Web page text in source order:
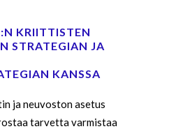
KRIITTISTEN
STRATEGIAN JA
KANSSA
ja neuvoston asetus
tarvetta varmistaa